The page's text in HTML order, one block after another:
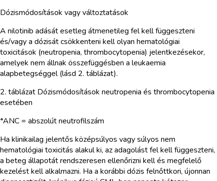
Dózismódosítások vagy változtatások
A nilotinib adását esetleg átmenetileg fel kell függeszteni
és/vagy a dózisát csökkenteni kell olyan hematológiai
toxicitások (neutropenia, thrombocytopenia) jelentkezésekor,
amelyek nem állnak összefüggésben a leukaemia
alapbetegséggel (lásd 2. táblázat).
2. táblázat Dózismódosítások neutropenia és thrombocytopenia
esetében
*ANC = abszolút neutrofilszám
Ha klinikailag jelentős középsúlyos vagy súlyos nem
hematológiai toxicitás alakul ki, az adagolást fel kell függeszteni,
a beteg állapotát rendszeresen ellenőrizni kell és megfelelő
kezelést kell alkalmazni. Ha a korábbi dózis felnőttkori, újonnan